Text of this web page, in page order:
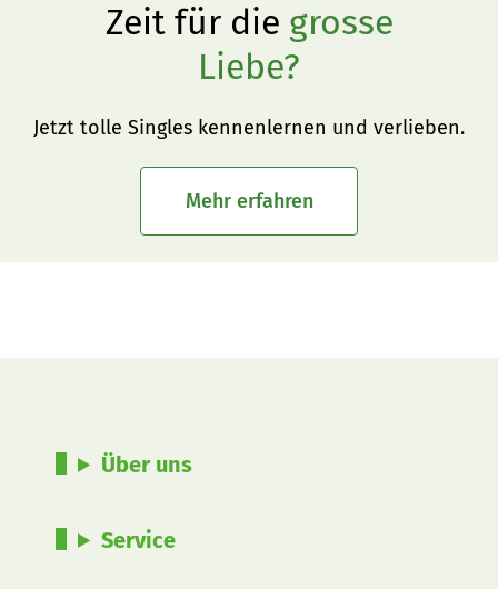
Zeit für die grosse
Liebe?
Jetzt tolle Singles kennenlernen und verlieben.
Mehr erfahren
Über uns
Service